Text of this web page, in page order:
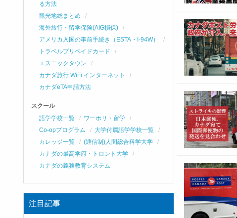
る方法
観光地総まとめ
海外旅行・留学保険(AIG損保)
アメリカ入国の事前手続き（ESTA・I-94W）
トラベルプリペイドカード
エスニックタウン
カナダ旅行 WiFi インターネット
カナダeTA申請方法
スクール
語学学校一覧
ワーホリ・留学
Co-opプログラム
大学付属語学学校一覧
カレッジ一覧
(通信制)人間総合科学大学
カナダの最高学府・トロント大学
カナダの義務教育システム
注目記事